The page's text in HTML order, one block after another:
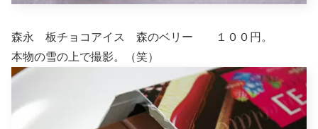
森永 板チョコアイス 森のベリー １００円。
本物の雪の上で撮影。（笑）